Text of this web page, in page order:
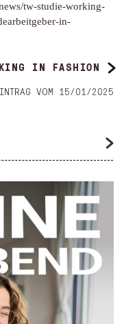
VOM 15/01/2025
tw-studie-working-
in-
IN FASHION